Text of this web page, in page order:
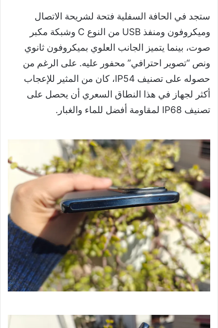
ستجد في الحافة السفلية فتحة لشريحة الاتصال
وميكروفون ومنفذ USB من النوع C وشبكة مكبر
صوت، بينما يتميز الجانب العلوي بميكروفون ثانوي
ونص “تصوير احترافي” محفور عليه. على الرغم من
حصوله على تصنيف IP54، كان من المثير للإعجاب
أكثر لجهاز في هذا النطاق السعري أن يحصل على
تصنيف IP68 لمقاومة أفضل للماء والغبار.